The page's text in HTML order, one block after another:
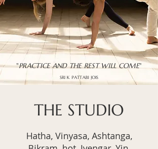
"PRACTICE AND THE REST WILL COME"
SRI K PATTABI JOIS
THE STUDIO
Hatha, Vinyasa, Ashtanga,